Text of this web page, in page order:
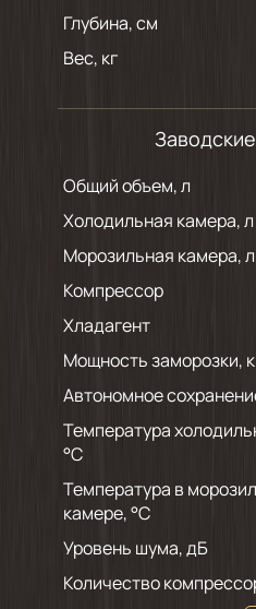
Глубина, см
Вес, кг
Общий объем, л
Холодильная камера, л
Морозильная камера, л
Компрессор
Хладагент
Мощность заморозки,
Автономное
Температура
°С
Температура в
камере, °С
Уровень шума, дБ
Количество